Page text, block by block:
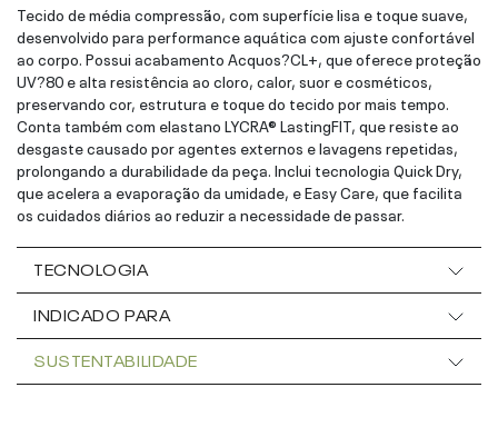
Tecido de média compressão, com superfície lisa e toque suave,
desenvolvido para performance aquática com ajuste confortável
ao corpo. Possui acabamento Acquos?CL+, que oferece proteção
UV?80 e alta resistência ao cloro, calor, suor e cosméticos,
preservando cor, estrutura e toque do tecido por mais tempo.
Conta também com elastano LYCRA® LastingFIT, que resiste ao
desgaste causado por agentes externos e lavagens repetidas,
prolongando a durabilidade da peça. Inclui tecnologia Quick Dry,
que acelera a evaporação da umidade, e Easy Care, que facilita
os cuidados diários ao reduzir a necessidade de passar.
TECNOLOGIA
INDICADO PARA
SUSTENTABILIDADE